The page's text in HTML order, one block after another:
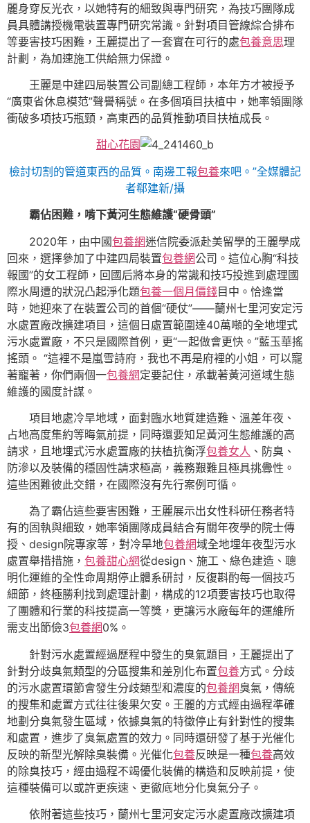
麗身穿反光衣，以她特有的細致與專門研究，為技巧團隊成
員具體講授機電裝置專門研究常識。針對項目管線綜合排布
等要害技巧困難，王麗提出了一套實在可行的處包養意思理
計劃，為加速施工供給無力保證。
王麗是中建四局裝置公司副總工程師，本年方才被授予
“廣東省休息模范”聲譽稱號。在多個項目扶植中，她率領團隊
衝破多項技巧瓶頸，高東西的品質推動項目扶植成長。
甜心花園
檢討切割的管道東西的品質。 南邊工報包養來吧。”全媒體記
者郗建新/攝
霸佔困難，啃下黃河生態維護“硬骨頭”
2020年，由中國包養網迷信院委派赴美留學的王麗學成
回來，選擇參加了中建四局裝置包養網公司。這位心胸“科技
報國”的女工程師，回國后將本身的常識和技巧投進到處理國
際水周遭的狀況凸起淨化題包養一個月價錢目中。恰逢當
時，她迎來了在裝置公司的首個“硬仗”——蘭州七里河安定污
水處置廠改擴建項目，這個日處置範圍達40萬噸的全地埋式
污水處置廠，不只是國際首例，更“一起做會更快。”藍玉華搖
搖頭。 “這裡不是嵐雪詩府，我也不再是府裡的小姐，可以寵
著寵著，你們兩個一包養網定要記住，承載著黃河道域生態
維護的國度計謀。
項目地處冷旱地域，面對臨水地質建造難、溫差年夜、
占地高度集約等晦氣前提，同時還要知足黃河生態維護的高
請求，且地埋式污水處置廠的扶植抗衡浮包養女人 、防臭、
防滲以及裝備的穩固性請求極高，義務艱難且極具挑釁性。
這些困難彼此交錯，在國際沒有先行案例可循。
為了霸佔這些要害困難，王麗展示出女性科研任務者特
有的固執與細致，她率領團隊成員結合有關年夜學的院士傳
授、design院專家等，對冷旱地包養網域全地埋年夜型污水
處置舉措措施， 包養甜心網從design、施工、綠色建造、聰
明化運維的全性命周期停止體系研討，反復斟酌每一個技巧
細節，終極勝利找到處理計劃，構成的12項要害技巧也取得
了團體和行業的科技提高一等獎，更讓污水廠每年的運維所
需支出節儉3包養網0%。
針對污水處置經過歷程中發生的臭氣題目，王麗提出了
針對分歧臭氣類型的分區搜集和差別化布置包養方式。分歧
的污水處置環節會發生分歧類型和濃度的包養網臭氣，傳統
的搜集和處置方式往往後果欠安。王麗的方式經由過程準確
地劃分臭氣發生區域，依據臭氣的特徵停止有針對性的搜集
和處置，進步了臭氣處置的效力。同時還研發了基于光催化
反映的新型光解除臭裝備。光催化包養反映是一種包養高效
的除臭技巧，經由過程不竭優化裝備的構造和反映前提，使
這種裝備可以或許更疾速、更徹底地分化臭氣分子。
依附著這些技巧，蘭州七里河安定污水處置廠改擴建項